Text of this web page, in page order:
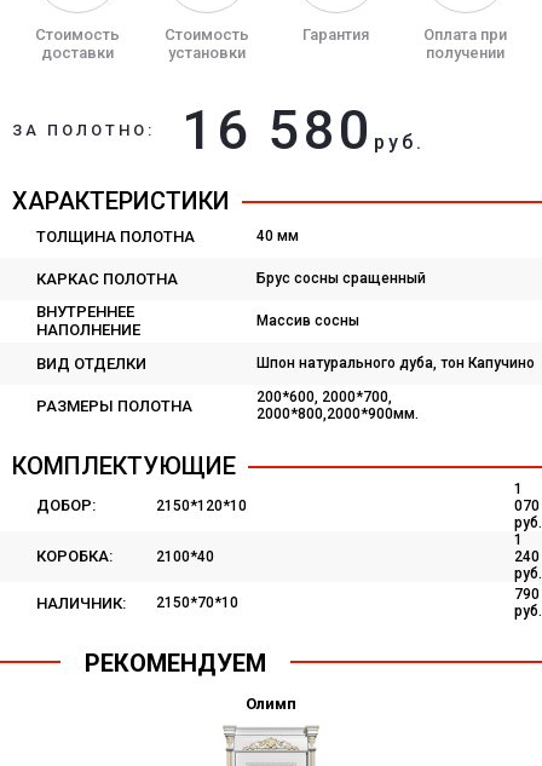
Стоимость
доставки
Стоимость
установки
Гарантия
Оплата при
получении
ЗА ПОЛОТНО: 16 580 руб.
ХАРАКТЕРИСТИКИ
ТОЛЩИНА ПОЛОТНА 40 мм
КАРКАС ПОЛОТНА Брус сосны сращенный
ВНУТРЕННЕЕ
НАПОЛНЕНИЕ
Массив сосны
ВИД ОТДЕЛКИ Шпон натурального дуба, тон Капучино
РАЗМЕРЫ ПОЛОТНА
200*600, 2000*700,
2000*800,2000*900мм.
КОМПЛЕКТУЮЩИЕ
ДОБОР: 2150*120*10
1
070
руб.
КОРОБКА: 2100*40
1
240
руб.
НАЛИЧНИК: 2150*70*10
790
руб.
РЕКОМЕНДУЕМ
Олимп